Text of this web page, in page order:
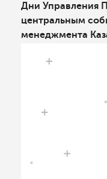
Дни Управления
центральным
менеджмента